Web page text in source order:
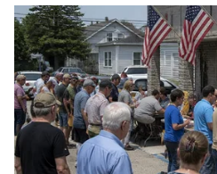
ಸುಧಾರಿತ ಆದರೆ ಕೈಗೆಟುಕುವ
ತಯಾರಿಸಲಾದ ತಂಪಾದ ಹೊಸ
ಪರಿಚಯಿಸಲು ನಾವು ಸಂತೋಷ
ವರ್ಷಗಳಿಂದ ಟೊಯೋಟಾ
ನಂಬಿಕೆಯನ್ನು ಇರಿಸಿದ್ದಕ್ಕಾಗಿ
ಹೃದಯದಿಂದ ಧನ್ಯವಾದ
ಟೊಯೋಟಾ ಗ್ಲಾಂಜಾವನ್ನು